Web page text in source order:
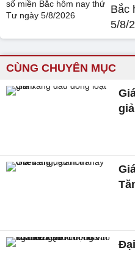
Bắc
5/8/
CÙNG CHUYÊN MỤC